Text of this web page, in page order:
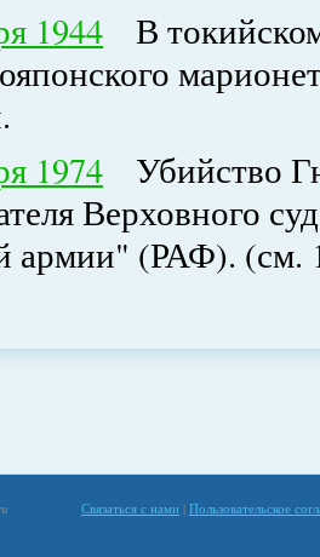
1944 В
1974 Убийство
Верховного
армии" (РАФ). (см.
Связаться с нами | Пользовательское